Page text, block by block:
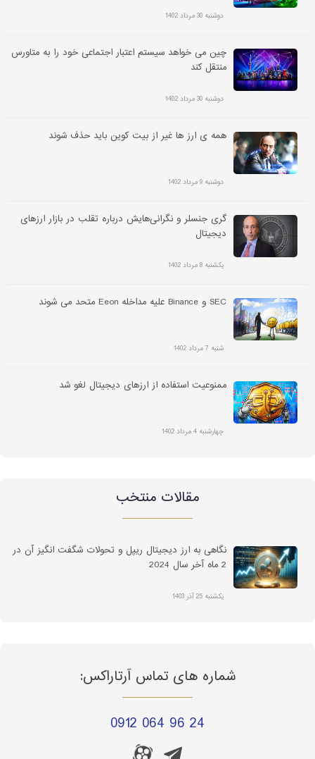
دوشنبه 30 مرداد 1402
چین می خواهد سیستم اعتبار اجتماعی خود را به متاورس
منتقل کند
دوشنبه 30 مرداد 1402
همه ی ارز ها غیر از بیت کوین باید حذف شوند
دوشنبه 9 مرداد 1402
گری جنسلر و نگرانی‌هایش درباره تقلب در بازار ارزهای
دیجیتال
یکشنبه 8 مرداد 1402
SEC و Binance علیه مداخله Eeon متحد می شوند
شنبه 7 مرداد 1402
ممنوعیت استفاده از ارزهای دیجیتال لغو شد
چهارشنبه 4 مرداد 1402
مقالات منتخب
نگاهی به ارز دیجیتال ریپل و تحولات شگفت انگیز آن در
2 ماه آخر سال 2024
یکشنبه 25 آذر 1403
شماره های تماس آرتاراکس:
0912 064 96 24